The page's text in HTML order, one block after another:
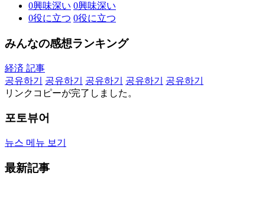
0興味深い 0興味深い
0役に立つ 0役に立つ
みんなの感想ランキング
経済 記事
공유하기
공유하기 공유하기 공유하기
공유하기
リンクコピーが完了しました。
포토뷰어
뉴스 메뉴 보기
最新記事